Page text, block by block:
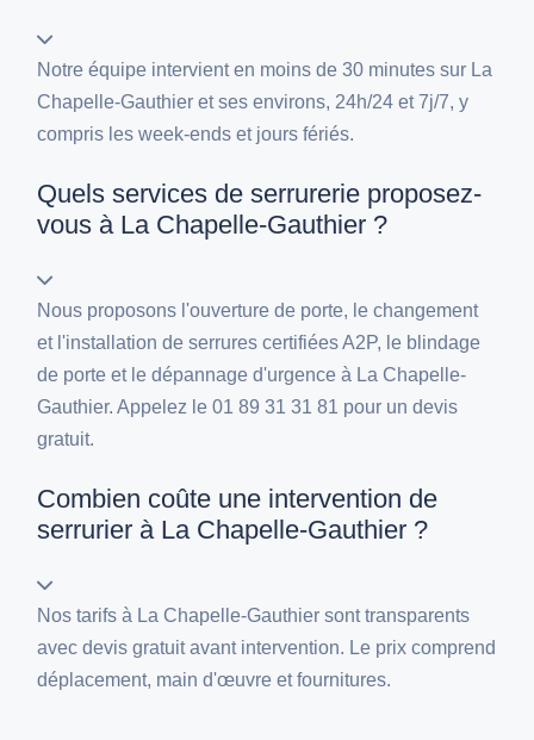
Notre équipe intervient en moins de 30 minutes sur La
Chapelle-Gauthier et ses environs, 24h/24 et 7j/7, y
compris les week-ends et jours fériés.
Quels services de serrurerie proposez-
vous à La Chapelle-Gauthier ?
Nous proposons l'ouverture de porte, le changement
et l'installation de serrures certifiées A2P, le blindage
de porte et le dépannage d'urgence à La Chapelle-
Gauthier. Appelez le 01 89 31 31 81 pour un devis
gratuit.
Combien coûte une intervention de
serrurier à La Chapelle-Gauthier ?
Nos tarifs à La Chapelle-Gauthier sont transparents
avec devis gratuit avant intervention. Le prix comprend
déplacement, main d'œuvre et fournitures.